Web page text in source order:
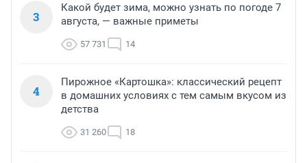
3
Какой будет зима, можно узнать по погоде 7
августа, — важные приметы
57 731 14
4
Пирожное «Картошка»: классический рецепт
в домашних условиях с тем самым вкусом из
детства
31 260 18